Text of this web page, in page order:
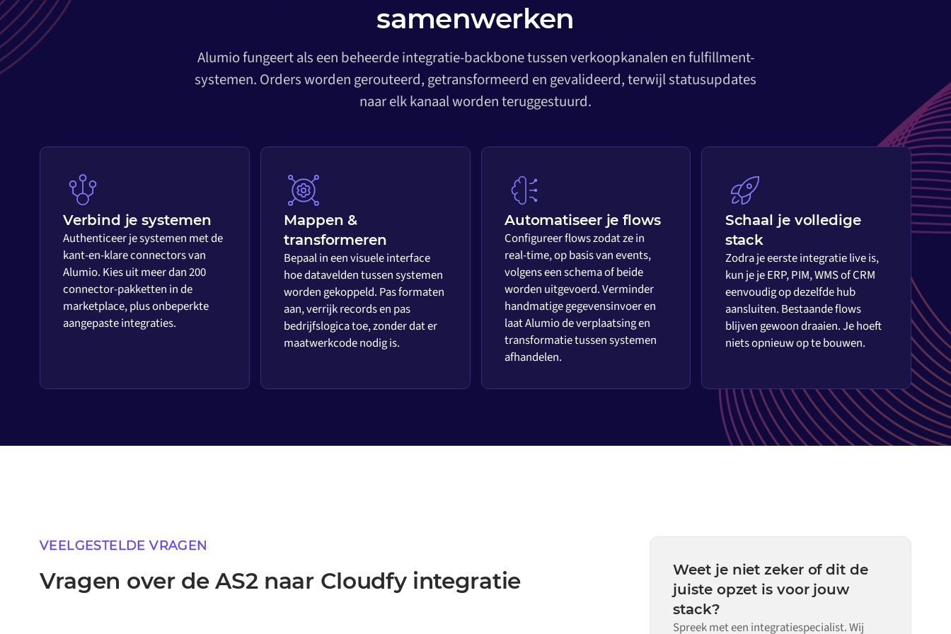
samenwerken
Alumio fungeert als een beheerde integratie-backbone tussen verkoopkanalen en fulfillment-
systemen. Orders worden gerouteerd, getransformeerd en gevalideerd, terwijl statusupdates
naar elk kanaal worden teruggestuurd.
Verbind je systemen
Authenticeer je systemen met de
kant-en-klare connectors van
Alumio. Kies uit meer dan 200
connector-pakketten in de
marketplace, plus onbeperkte
aangepaste integraties.
Mappen &
transformeren
Bepaal in een visuele interface
hoe datavelden tussen systemen
worden gekoppeld. Pas formaten
aan, verrijk records en pas
bedrijfslogica toe, zonder dat er
maatwerkcode nodig is.
Automatiseer je flows
Configureer flows zodat ze in
real-time, op basis van events,
volgens een schema of beide
worden uitgevoerd. Verminder
handmatige gegevensinvoer en
laat Alumio de verplaatsing en
transformatie tussen systemen
afhandelen.
Schaal je volledige
stack
Zodra je eerste integratie live is,
kun je je ERP, PIM, WMS of CRM
eenvoudig op dezelfde hub
aansluiten. Bestaande flows
blijven gewoon draaien. Je hoeft
niets opnieuw op te bouwen.
VEELGESTELDE VRAGEN
Vragen over de AS2 naar Cloudfy integratie
Weet je niet zeker of dit de
juiste opzet is voor jouw
stack?
Spreek met een integratiespecialist. Wij